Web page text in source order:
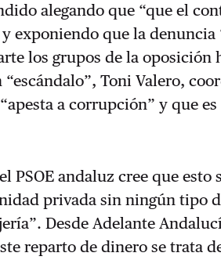
alegando que “que el
exponiendo que la denuncia
los grupos de la oposición
Toni Valero,
a corrupción” y que es
PSOE andaluz cree que esto
privada sin ningún tipo
Desde Adelante
reparto de dinero se trata